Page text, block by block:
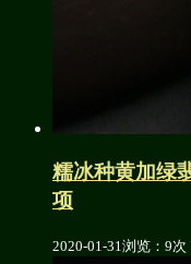
糯冰种黄加绿
项
2020-01-31浏览：9次